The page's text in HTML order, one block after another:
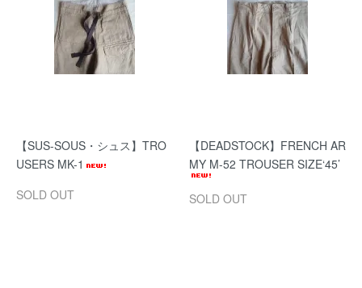
【SUS-SOUS・シュス】TRO
USERS MK-1
SOLD OUT
【DEADSTOCK】FRENCH AR
MY M-52 TROUSER SIZE‘45’
SOLD OUT